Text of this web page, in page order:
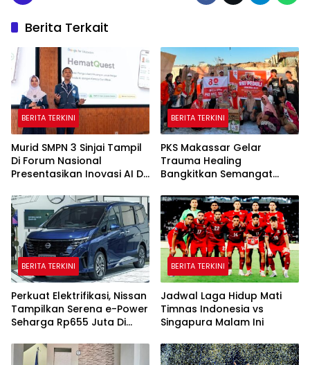
Berita Terkait
BERITA TERKINI
Murid SMPN 3 Sinjai Tampil
Di Forum Nasional
Presentasikan Inovasi AI Di
BERITA TERKINI
PKS Makassar Gelar
Trauma Healing
Bangkitkan Semangat
BERITA TERKINI
Perkuat Elektrifikasi, Nissan
Tampilkan Serena e-Power
Seharga Rp655 Juta Di
BERITA TERKINI
Jadwal Laga Hidup Mati
Timnas Indonesia vs
Singapura Malam Ini